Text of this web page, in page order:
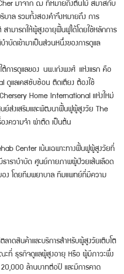
มาจาก ฌ ที่หมายถึงต้นไม้ สมาสกับ
บาล รวมทั้งสองคำจึงหมายถึง การ
ามารถให้ผู้สูงอายุฟื้นฟูได้โดยใช้หลักการ
บัดเข้ามาเป็นส่วนหนึ่งของการดูแล
การดูแลของ นพ.เก่งพงศ์ แห่งแรก คือ
ดูแลเคสซับซ้อน ติดเตียง ต้องใช้
Home International แห่งใหม่
ย์ส่งเสริมและพัฒนาฟื้นฟูผู้สูงวัย The
งความจำ ผ่าตัด เป็นต้น
Center เน้นเฉพาะทางฟื้นฟูผู้สูงวัยที่
าราบำบัด ศูนย์กายภาพผู้ป่วยเส้นเลือด
ง โดยทีมพยาบาล ทีมแพทย์ที่มีความ
ลาดสินค้าและบริการสำหรับผู้สูงวัยเติบโต
ะที่ ธุรกิจดูแลผู้สูงอายุ หรือ ผู้มีภาวะพึ่ง
ล้านบาทต่อปี และมีการคาด